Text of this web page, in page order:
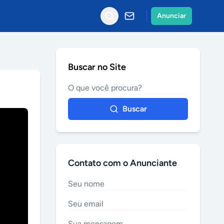
Anunciar
Buscar no Site
Buscar
Contato com o Anunciante